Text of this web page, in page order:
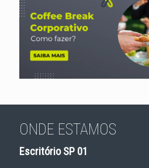
ONDE ESTAMOS
Escritório SP 01